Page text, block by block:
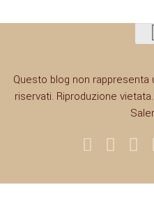
Questo blog non
riservati. Riproduzione